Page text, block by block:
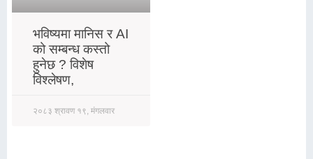
भविष्यमा मानिस र AI
को सम्बन्ध कस्तो
हुनेछ ? विशेष
विश्लेषण,
२०८३ श्रावण १९, मंगलवार